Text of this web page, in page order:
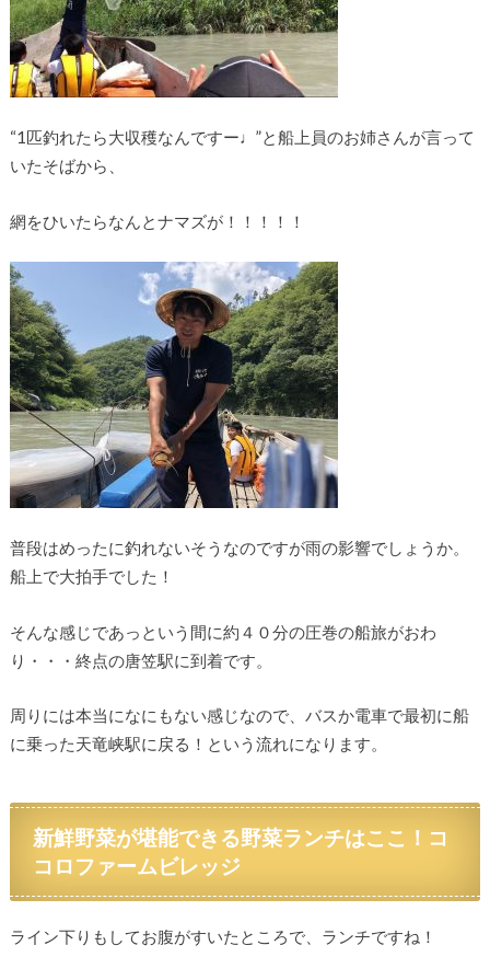
“1匹釣れたら大収穫なんですー♩”と船上員のお姉さんが言って
いたそばから、
網をひいたらなんとナマズが！！！！！
普段はめったに釣れないそうなのですが雨の影響でしょうか。
船上で大拍手でした！
そんな感じであっという間に約４０分の圧巻の船旅がおわ
り・・・終点の唐笠駅に到着です。
周りには本当になにもない感じなので、バスか電車で最初に船
に乗った天竜峡駅に戻る！という流れになります。
新鮮野菜が堪能できる野菜ランチはここ！コ
コロファームビレッジ
ライン下りもしてお腹がすいたところで、ランチですね！